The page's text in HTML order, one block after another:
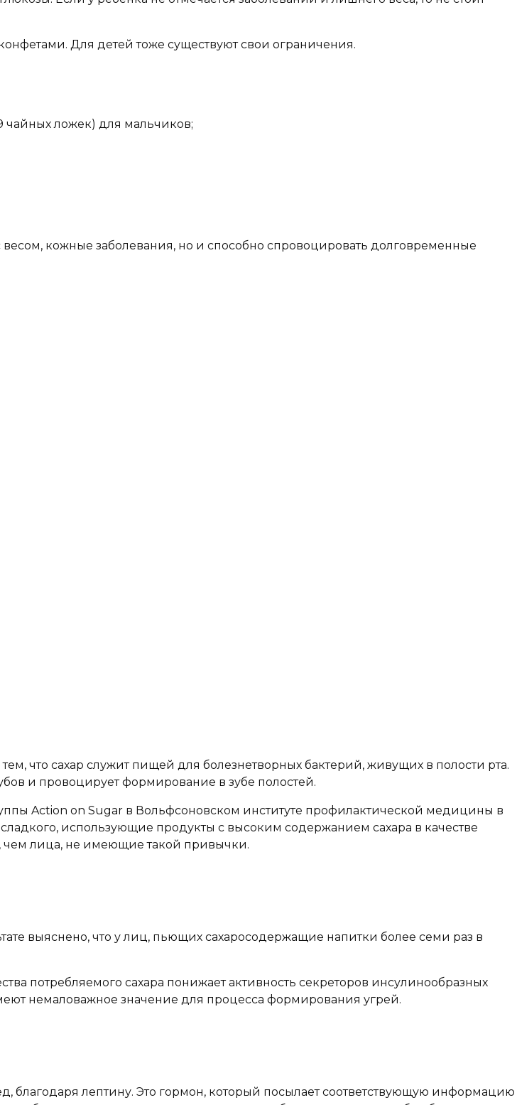
Для детей тоже существуют свои ограничения.
чайных ложек) для мальчиков;
кожные заболевания, но и способно спровоцировать долговременные
что сахар служит пищей для болезнетворных бактерий, живущих в полости рта.
и провоцирует формирование в зубе полостей.
Action on Sugar в Вольфсоновском институте профилактической медицины в
использующие продукты с высоким содержанием сахара в качестве
чем лица, не имеющие такой привычки.
выяснено, что у лиц, пьющих сахаросодержащие напитки более семи раз в
потребляемого сахара понижает активность секреторов инсулинообразных
немаловажное значение для процесса формирования угрей.
благодаря лептину. Это гормон, который посылает соответствующую информацию